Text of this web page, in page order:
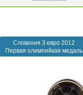
Словения 3 евро 2012
Первая олимпийкая медаль